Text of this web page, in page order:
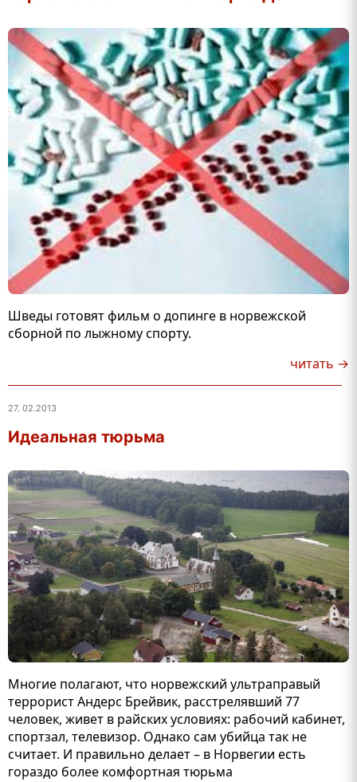
Шведы готовят фильм о допинге в норвежской
сборной по лыжному спорту.
читать →
27. 02.2013
Идеальная тюрьма
Многие полагают, что норвежский ультраправый
террорист Андерс Брейвик, расстрелявший 77
человек, живет в райских условиях: рабочий кабинет,
спортзал, телевизор. Однако сам убийца так не
считает. И правильно делает – в Норвегии есть
гораздо более комфортная тюрьма